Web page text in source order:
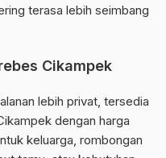
terasa lebih seimbang
Cikampek
lebih privat, tersedia
dengan harga
keluarga, rombongan